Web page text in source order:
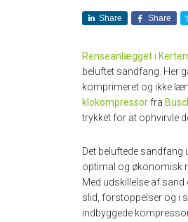
Share Share
Renseanlægget i
beluftet sandfang. Her
komprimeret og ikke
klokompressor fra
trykket for at ophvirvle
Det beluftede
optimal og økonomisk
Med udskillelse af
slid, forstoppelser og i
indbyggede